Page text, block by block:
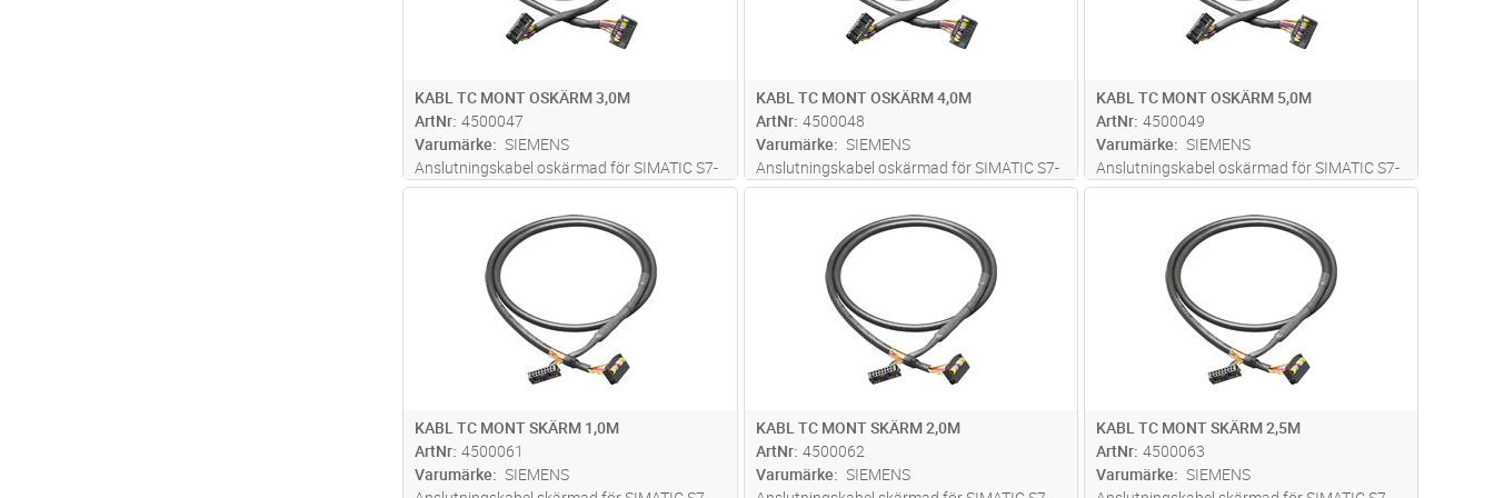
KABL TC MONT OSKÄRM 3,0M
ArtNr 4500047
Varumärke
SIEMENS
Anslutningskabel oskärmad för SIMATIC S7-
300/400 mellan frontkontakts modul och
terminal block, 16x0.14mm² med IDC
anslutningskontakt, längd 3.0m
KABL TC MONT OSKÄRM 4,0M
ArtNr 4500048
Varumärke
SIEMENS
Anslutningskabel oskärmad för SIMATIC S7-
300/400 mellan frontkontakts modul och
terminal block, 16x0.14mm² med IDC
anslutningskontakt, längd 4.0m
KABL TC MONT OSKÄRM 5,0M
ArtNr 4500049
Varumärke
SIEMENS
Anslutningskabel oskärmad för SIMATIC S7-
300/400 mellan frontkontakts modul och
terminal block, 16x0.14mm² med IDC
anslutningskontakt, längd 5.0m
Lägg i kundvagn
KABL TC MONT SKÄRM 1,0M
ArtNr 4500061
Varumärke
SIEMENS
Lägg i kundvagn
KABL TC MONT SKÄRM 2,0M
ArtNr 4500062
Varumärke
SIEMENS
Lägg i kundvagn
KABL TC MONT SKÄRM 2,5M
ArtNr 4500063
Varumärke
SIEMENS